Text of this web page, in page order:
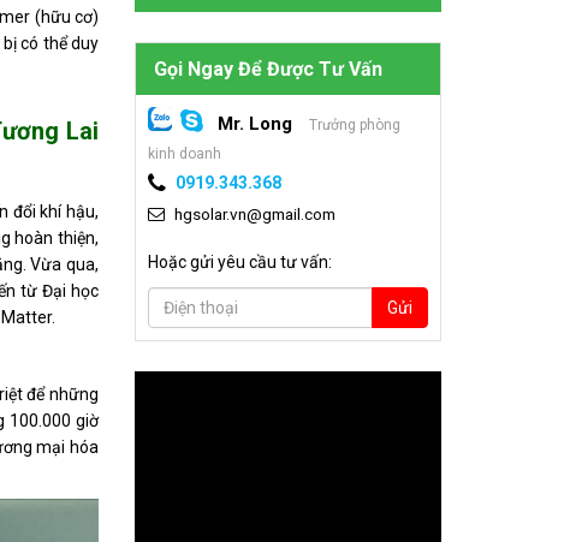
(hữu cơ)
có thể duy
Lai
đổi khí hậu,
hoàn thiện,
Vừa qua,
từ Đại học
để những
100.000 giờ
mại hóa
Gọi Ngay Để Được Tư Vấn
Mr. Long
Trưởng phòng
kinh doanh
0919.343.368
hgsolar.vn@gmail.com
Hoặc gửi yêu cầu tư vấn:
Gửi